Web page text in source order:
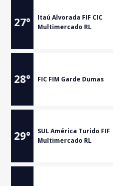
27°
Itaú Alvorada FIF CIC
Multimercado RL
28° FIC FIM Garde Dumas
29°
SUL América Turido FIF
Multimercado RL